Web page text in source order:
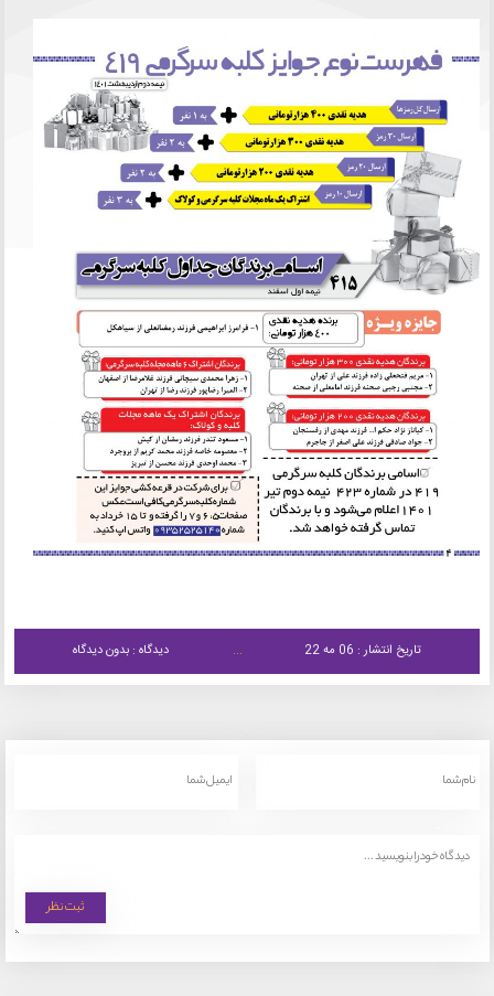
تاریخ انتشار : 06 مه 22 دیدگاه : بدون دیدگاه